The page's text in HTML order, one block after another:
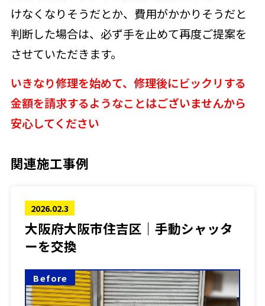
けなくなりそうだとか、費用がかかりそうだと
判断した場合は、必ず手を止めて再度ご提案を
させていただきます。
いきなり修理を始めて、修理後にビックリする
金額を請求するようなことはございませんから
安心してください
関連施工事例
2026.02.3
大阪府大阪市住吉区｜手動シャッタ
ーを交換